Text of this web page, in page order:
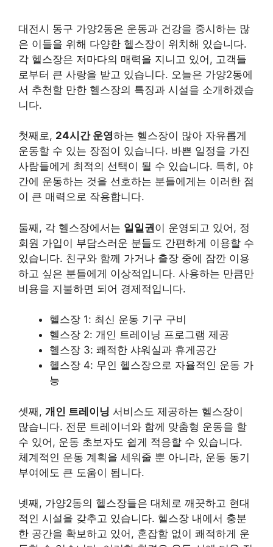
대전시 동구 가양2동은 운동과 건강을 중시하는 많
은 이들을 위해 다양한 헬스장이 위치해 있습니다.
각 헬스장은 저마다의 매력을 지니고 있어, 고객들
로부터 큰 사랑을 받고 있습니다. 오늘은 가양2동에
서 추천할 만한 헬스장의 특징과 시설을 소개하겠습
니다.
첫째로, 24시간 운영하는 헬스장이 많아 자유롭게
운동할 수 있는 장점이 있습니다. 바쁜 일정을 가진
사람들에게 최적의 선택이 될 수 있습니다. 특히, 야
간에 운동하는 것을 선호하는 분들에게는 이러한 점
이 큰 매력으로 작용합니다.
둘째, 각 헬스장에서는 일일권이 운영되고 있어, 정
회원 가입이 부담스러운 분들도 간편하게 이용할 수
있습니다. 친구와 함께 가거나 출장 중에 잠깐 이용
하고 싶은 분들에게 이상적입니다. 사용하는 만큼만
비용을 지불하면 되어 경제적입니다.
헬스장 1: 최신 운동 기구 구비
헬스장 2: 개인 트레이닝 프로그램 제공
헬스장 3: 쾌적한 샤워실과 휴게공간
헬스장 4: 무인 헬스장으로 자율적인 운동 가
능
셋째, 개인 트레이닝 서비스도 제공하는 헬스장이
많습니다. 전문 트레이너와 함께 맞춤형 운동을 할
수 있어, 운동 초보자도 쉽게 적응할 수 있습니다.
체계적인 운동 계획을 세워줄 뿐 아니라, 운동 동기
부여에도 큰 도움이 됩니다.
넷째, 가양2동의 헬스장들은 대체로 깨끗하고 현대
적인 시설을 갖추고 있습니다. 헬스장 내에서 충분
한 공간을 확보하고 있어, 혼잡함 없이 쾌적하게 운